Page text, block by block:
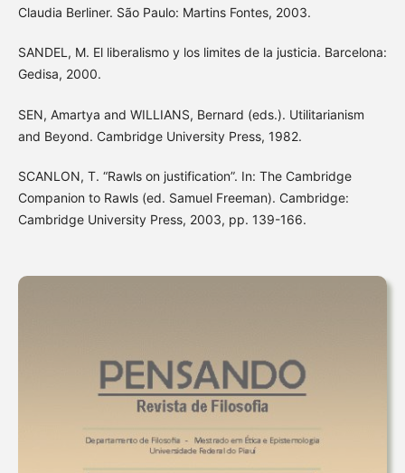
Claudia Berliner. São Paulo: Martins Fontes, 2003.
SANDEL, M. El liberalismo y los limites de la justicia. Barcelona:
Gedisa, 2000.
SEN, Amartya and WILLIANS, Bernard (eds.). Utilitarianism
and Beyond. Cambridge University Press, 1982.
SCANLON, T. “Rawls on justification”. In: The Cambridge
Companion to Rawls (ed. Samuel Freeman). Cambridge:
Cambridge University Press, 2003, pp. 139-166.